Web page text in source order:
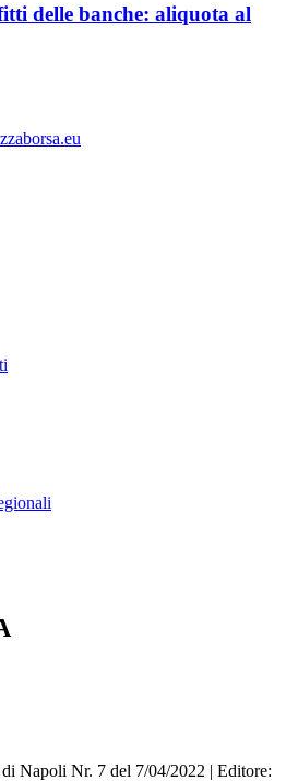
delle banche: aliquota al
Napoli Nr. 7 del 7/04/2022 | Editore: